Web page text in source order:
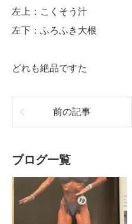
左上：こくそう汁
左下：ふろふき大根
どれも絶品ですた
前の記事
ブログ一覧